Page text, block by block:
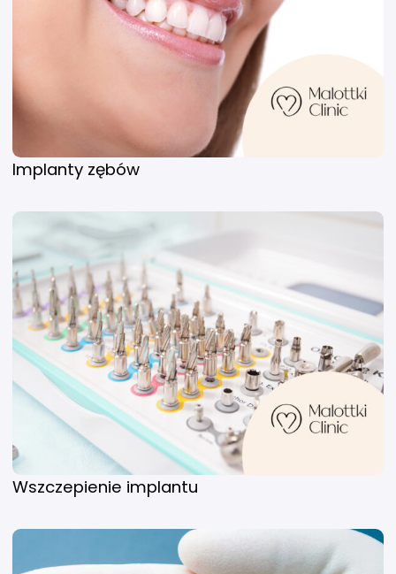
Implanty zębów
Wszczepienie implantu